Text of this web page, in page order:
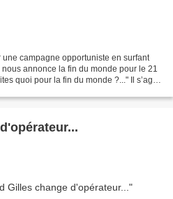
campagne opportuniste en surfant
annonce la fin du monde pour le 21
quoi pour la fin du monde ?..." Il s’agit